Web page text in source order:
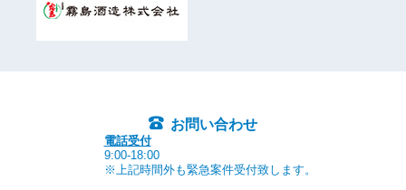
お問い合わせ
電話受付
9:00-18:00
※上記時間外も緊急案件受付致します。